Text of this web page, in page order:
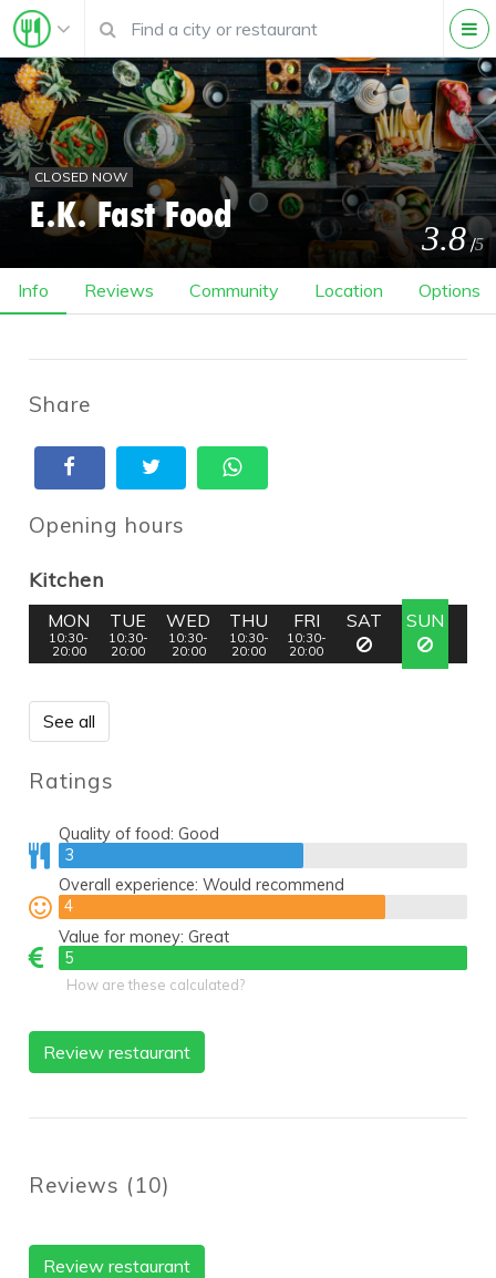
CLOSED NOW
E.K. Fast Food 3.8 /5
Info Reviews Community Location Options
Share
Opening hours
Kitchen
MON
10:30-
20:00
TUE
10:30-
20:00
WED
10:30-
20:00
THU
10:30-
20:00
FRI
10:30-
20:00
SAT SUN
See all
Ratings
Quality of food:Good
3
3
Overall experience:Would recommend
4
4
Value for money:Great
5
5
How are these calculated?
Review restaurant
Reviews (10)
Review restaurant